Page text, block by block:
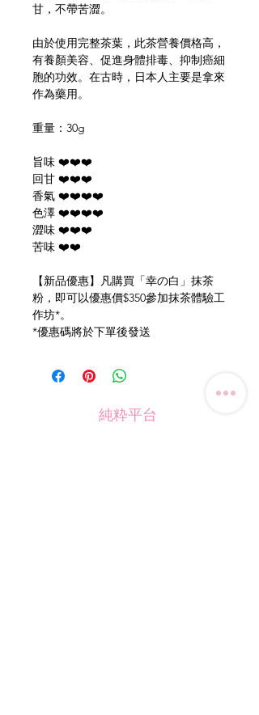
甘，不帶苦澀。
由於使用完整茶葉，此茶營養價格高，
有養顏美容、促進身體排毒、抑制癌細
胞的功效。在古時，日本人主要是拿來
作為藥用。
重量：30g
旨味 ❤️❤️❤️
回甘 ❤️❤️❤️
香氣 ❤️❤️❤️❤️
色澤 ❤️❤️❤️❤️
澀味 ❤️❤️❤️
苦味 ❤️❤️
【新品優惠】凡購買「幸の白」抹茶
粉，即可以優惠價$350參加抹茶體驗工
作坊*。
*優惠碼將於下單後發送
純粋平台